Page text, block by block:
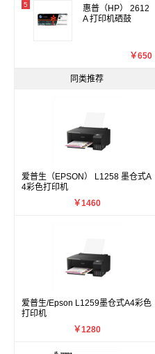
5
惠普（HP） 2612
A 打印机硒鼓
￥650
同类推荐
爱普生（EPSON） L1258 墨仓式A
4彩色打印机
￥1460
爱普生/Epson L1259墨仓式A4彩色
打印机
￥1280